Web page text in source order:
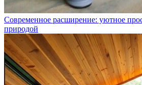
Современное расширение: уютное
природой